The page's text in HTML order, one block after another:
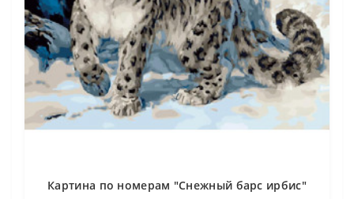
Картина по номерам "Снежный барс ирбис"